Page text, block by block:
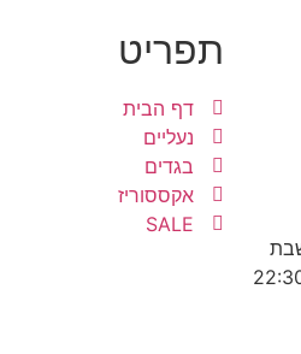
תפריט
דף הבית
נעליים
בגדים
אקססוריז
SALE